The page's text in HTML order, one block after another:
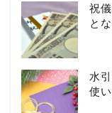
祝
と
水
使